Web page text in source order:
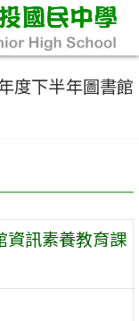
度下半年圖書館
資訊素養教育課